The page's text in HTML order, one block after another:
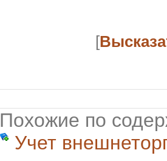
[
Похожие по
Учет